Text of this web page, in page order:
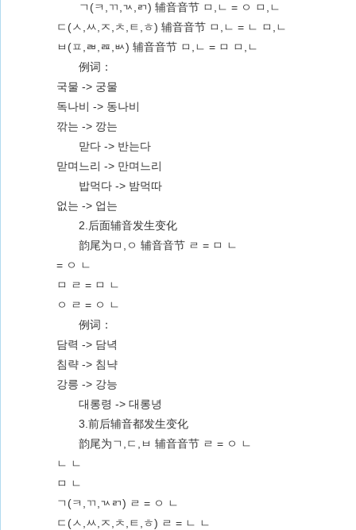
ㄱ(ㅋ,ㄲ,ㄳ,ㄺ) 辅音音节 ㅁ,ㄴ = ㅇ ㅁ,ㄴ
ㄷ(ㅅ,ㅆ,ㅈ,ㅊ,ㅌ,ㅎ) 辅音音节 ㅁ,ㄴ = ㄴ ㅁ,ㄴ
ㅂ(ㅍ,ㄼ,ㄿ,ㅄ) 辅音音节 ㅁ,ㄴ = ㅁ ㅁ,ㄴ
例词：
국물 -> 궁물
독나비 -> 동나비
깎는 -> 깡는
맏다 -> 반는다
맏며느리 -> 만며느리
밥먹다 -> 밤먹따
없는 -> 업는
2.后面辅音发生变化
韵尾为ㅁ,ㅇ 辅音音节 ㄹ = ㅁ ㄴ
= ㅇ ㄴ
ㅁ ㄹ = ㅁ ㄴ
ㅇ ㄹ = ㅇ ㄴ
例词：
담력 -> 담녁
침략 -> 침냑
강릉 -> 강능
대롱령 -> 대롱녕
3.前后辅音都发生变化
韵尾为ㄱ,ㄷ,ㅂ 辅音音节 ㄹ = ㅇ ㄴ
ㄴ ㄴ
ㅁ ㄴ
ㄱ(ㅋ,ㄲ,ㄳㄺ) ㄹ = ㅇ ㄴ
ㄷ(ㅅ,ㅆ,ㅈ,ㅊ,ㅌ,ㅎ) ㄹ = ㄴ ㄴ